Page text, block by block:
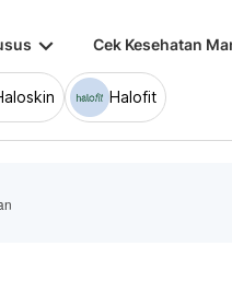
keyboard_arrow_down Cek Kesehatan
Halofit